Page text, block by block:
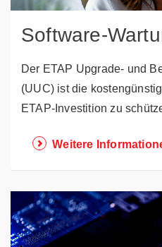
Software-
Der ETAP Upgrade- und
(UUC) ist die
ETAP-Investition zu
Weitere